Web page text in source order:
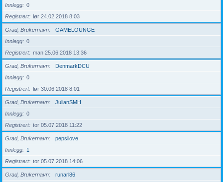
Innlegg
0
Registrert
lør 24.02.2018 8:03
Grad, Brukernavn
GAMELOUNGE
Innlegg
0
Registrert
man 25.06.2018 13:36
Grad, Brukernavn
DenmarkDCU
Innlegg
0
Registrert
lør 30.06.2018 8:01
Grad, Brukernavn
JulianSMH
Innlegg
0
Registrert
tor 05.07.2018 11:22
Grad, Brukernavn
pepsilove
Innlegg
1
Registrert
tor 05.07.2018 14:06
Grad, Brukernavn
runarl86